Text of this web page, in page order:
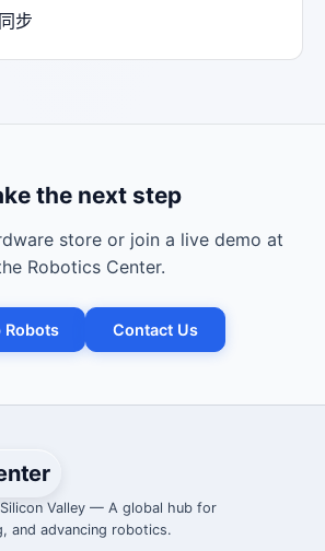
步
the next step
store or join a live demo at
Robotics Center.
Robots Contact Us
Valley — A global hub for
and advancing robotics.